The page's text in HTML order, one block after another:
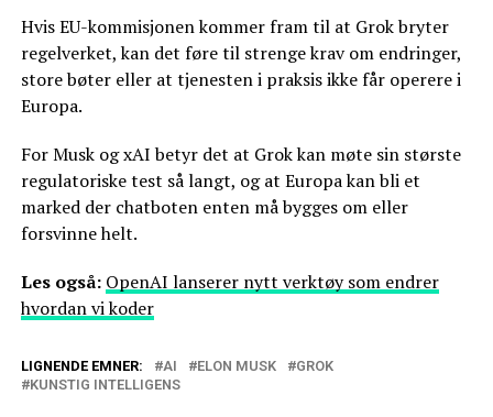
Hvis EU-kommisjonen kommer fram til at Grok bryter
regelverket, kan det føre til strenge krav om endringer,
store bøter eller at tjenesten i praksis ikke får operere i
Europa.
For Musk og xAI betyr det at Grok kan møte sin største
regulatoriske test så langt, og at Europa kan bli et
marked der chatboten enten må bygges om eller
forsvinne helt.
Les også: OpenAI lanserer nytt verktøy som endrer
hvordan vi koder
LIGNENDE EMNER: AI ELON MUSK
GROK
KUNSTIG INTELLIGENS